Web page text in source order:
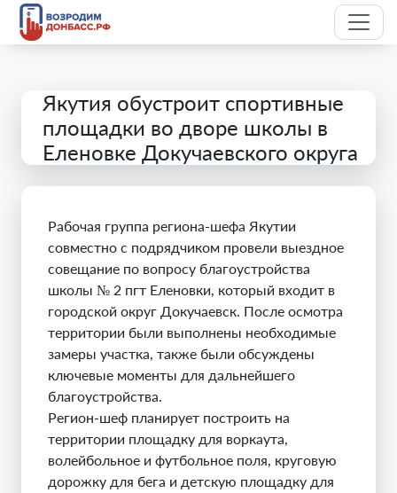
Якутия обустроит спортивные
площадки во дворе школы в
Еленовке Докучаевского округа
Рабочая группа региона-шефа Якутии
совместно с подрядчиком провели выездное
совещание по вопросу благоустройства
школы № 2 пгт Еленовки, который входит в
городской округ Докучаевск. После осмотра
территории были выполнены необходимые
замеры участка, также были обсуждены
ключевые моменты для дальнейшего
благоустройства.
Регион-шеф планирует построить на
территории площадку для воркаута,
волейбольное и футбольное поля, круговую
дорожку для бега и детскую площадку для